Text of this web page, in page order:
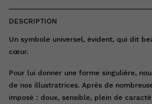
DESCRIPTION
Un symbole universel, évident, qui dit
cœur.
Pour lui donner une forme singulière,
de nos illustratrices. Après de
imposé : doux, sensible, plein de